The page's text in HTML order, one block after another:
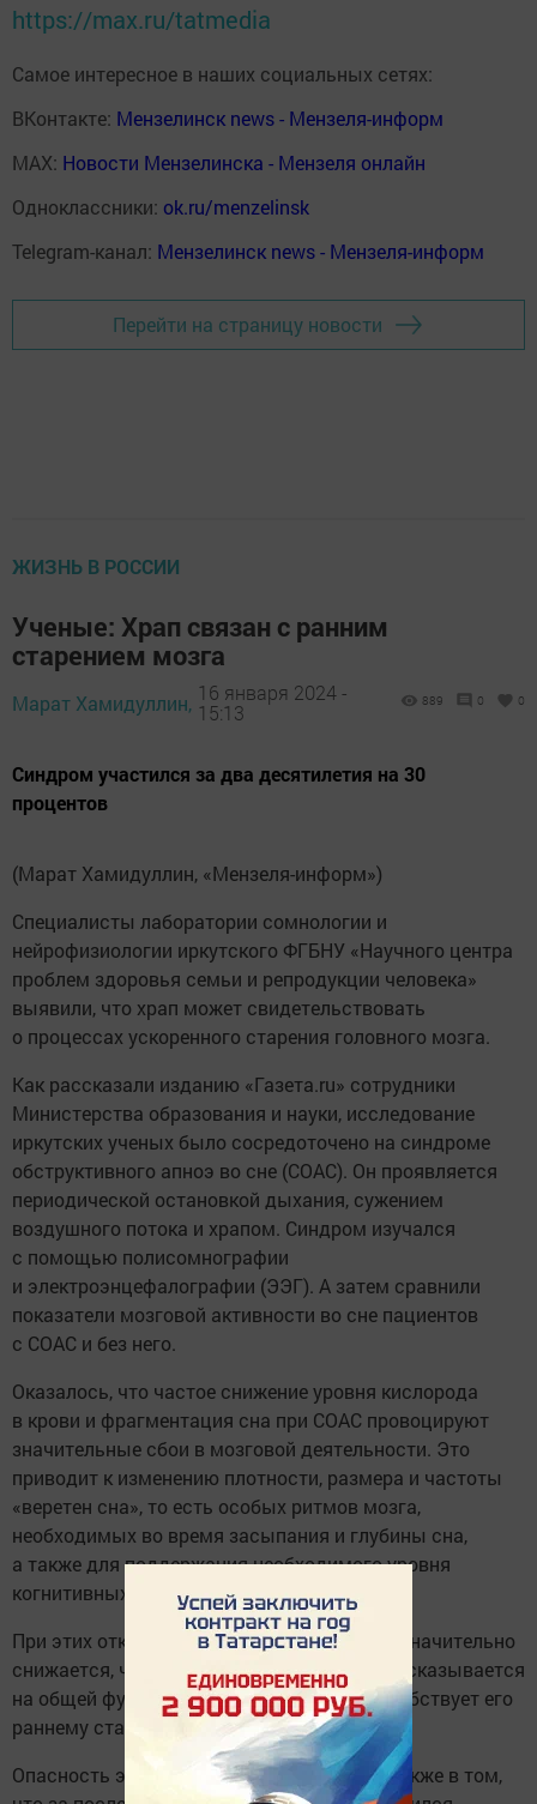
https://max.ru/tatmedia
Самое интересное в наших социальных сетях:
ВКонтакте: Мензелинск news - Мензеля-информ
MAX: Новости Мензелинска - Мензеля онлайн
Одноклассники: ok.ru/menzelinsk
Telegram-канал: Мензелинск news - Мензеля-информ
Перейти на страницу новости
ЖИЗНЬ В РОССИИ
Ученые: Храп связан с ранним
старением мозга
Марат Хамидуллин, 16 января 2024 -
15:13
889 0 0
Синдром участился за два десятилетия на 30
процентов
(Марат Хамидуллин, «Мензеля-информ»)
Специалисты лаборатории сомнологии и
нейрофизиологии иркутского ФГБНУ «Научного центра
проблем здоровья семьи и репродукции человека»
выявили, что храп может свидетельствовать
о процессах ускоренного старения головного мозга.
Как рассказали изданию «Газета.ru» сотрудники
Министерства образования и науки, исследование
иркутских ученых было сосредоточено на синдроме
обструктивного апноэ во сне (СОАС). Он проявляется
периодической остановкой дыхания, сужением
воздушного потока и храпом. Синдром изучался
с помощью полисомнографии
и электроэнцефалографии (ЭЭГ). А затем сравнили
показатели мозговой активности во сне пациентов
с СОАС и без него.
Оказалось, что частое снижение уровня кислорода
в крови и фрагментация сна при СОАС провоцируют
значительные сбои в мозговой деятельности. Это
приводит к изменению плотности, размера и частоты
«веретен сна», то есть особых ритмов мозга,
необходимых во время засыпания и глубины сна,
а также для поддержания необходимого уровня
когнитивных функций.
При этих отклонениях эффективность сна значительно
снижается, что, в свою очередь, негативно сказывается
на общей функциональности мозга и способствует его
раннему старению.
Опасность этого синдрома заключается также в том,